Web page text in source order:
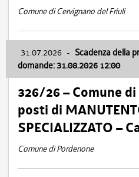
Comune di Cervignano del Friuli
31.07.2026 - Scadenza della
domande: 31.08.2026 12:00
326/26 – Comune
posti di
SPECIALIZZATO –
Comune di Pordenone